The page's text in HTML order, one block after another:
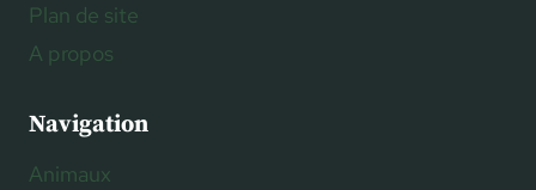
Plan de site
A propos
Navigation
Animaux